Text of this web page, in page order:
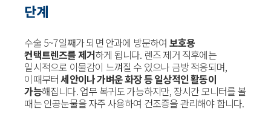
단계
수술 5~7일째가 되면 안과에 방문하여 보호용
컨택트렌즈를 제거하게 됩니다. 렌즈 제거 직후에는
일시적으로 이물감이 느껴질 수 있으나 금방 적응되며,
이때부터세안이나 가벼운 화장 등 일상적인 활동이
가능해집니다. 업무 복귀도 가능하지만, 장시간 모니터를 볼
때는 인공눈물을 자주 사용하여 건조증을 관리해야 합니다.